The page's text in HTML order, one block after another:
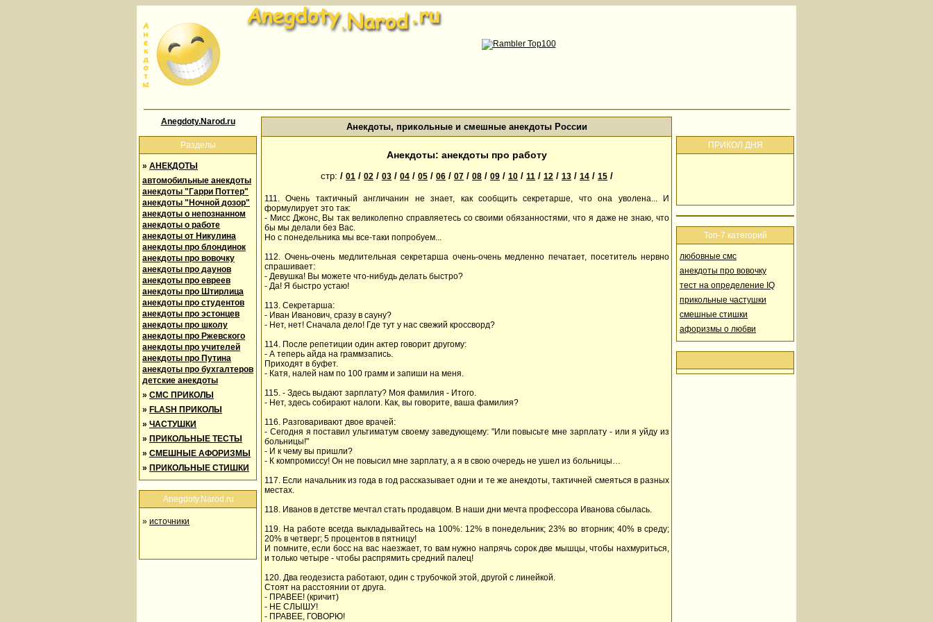
Anegdoty.Narod.ru
Разделы
» АНЕКДОТЫ
автомобильные анекдоты
анекдоты "Гарри Поттер"
анекдоты "Ночной дозор"
анекдоты о непознанном
анекдоты о работе
анекдоты от Никулина
анекдоты про блондинок
анекдоты про вовочку
анекдоты про даунов
анекдоты про евреев
анекдоты про Штирлица
анекдоты про студентов
анекдоты про эстонцев
анекдоты про школу
анекдоты про Ржевского
анекдоты про учителей
анекдоты про Путина
анекдоты про бухгалтеров
детские анекдоты
» СМС ПРИКОЛЫ
» FLASH ПРИКОЛЫ
» ЧАСТУШКИ
» ПРИКОЛЬНЫЕ ТЕСТЫ
» СМЕШНЫЕ АФОРИЗМЫ
» ПРИКОЛЬНЫЕ СТИШКИ
Anegdoty.Narod.ru
» источники
Анекдоты, прикольные и смешные анекдоты России
Анекдоты: анекдоты про работу
стр: / 01 / 02 / 03 / 04 / 05 / 06 / 07 / 08 / 09 / 10 / 11 / 12 / 13 / 14 / 15 /
111. Очень тактичный англичанин не знает, как сообщить секретарше, что она уволена... И
формулирует это так:
- Мисс Джонс, Вы так великолепно справляетесь со своими обязанностями, что я даже не знаю, что
бы мы делали без Вас.
Но с понедельника мы все-таки попробуем...
112. Очень-очень медлительная секретарша очень-очень медленно печатает, посетитель нервно
спрашивает:
- Девушка! Вы можете что-нибудь делать быстро?
- Да! Я быстро устаю!
113. Секретарша:
- Иван Иванович, сразу в сауну?
- Нет, нет! Сначала дело! Где тут у нас свежий кроссворд?
114. После репетиции один актер говорит другому:
- А теперь айда на граммзапись.
Приходят в буфет.
- Катя, налей нам по 100 грамм и запиши на меня.
115. - Здесь выдают зарплату? Моя фамилия - Итого.
- Нет, здесь собирают налоги. Как, вы говорите, ваша фамилия?
116. Разговаривают двое врачей:
- Сегодня я поставил ультиматум своему заведующему: "Или повысьте мне зарплату - или я уйду из
больницы!"
- И к чему вы пришли?
- К компромиссу! Он не повысил мне зарплату, а я в свою очередь не ушел из больницы…
117. Если начальник из года в год рассказывает одни и те же анекдоты, тактичней смеяться в разных
местах.
118. Иванов в детстве мечтал стать продавцом. В наши дни мечта профессора Иванова сбылась.
119. На работе всегда выкладывайтесь на 100%: 12% в понедельник; 23% во вторник; 40% в среду;
20% в четверг; 5 процентов в пятницу!
И помните, если босс на вас наезжает, то вам нужно напрячь сорок две мышцы, чтобы нахмуриться,
и только четыре - чтобы распрямить средний палец!
120. Два геодезиста работают, один с трубочкой этой, другой с линейкой.
Стоят на расстоянии от друга.
- ПРАВЕЕ! (кричит)
- НЕ СЛЫШУ!
- ПРАВЕЕ, ГОВОРЮ!
ПРИКОЛ ДНЯ
Топ-7 категорий
любовные смс
анекдоты про вовочку
тест на определение IQ
прикольные частушки
смешные стишки
афоризмы о любви